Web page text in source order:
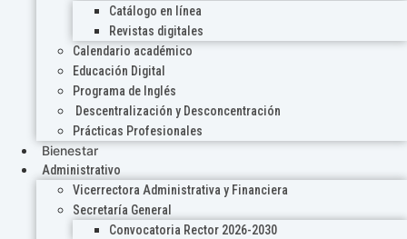
Catálogo en línea
Revistas digitales
Calendario académico
Educación Digital
Programa de Inglés
Descentralización y Desconcentración
Prácticas Profesionales
Bienestar
Administrativo
Vicerrectora Administrativa y Financiera
Secretaría General
Convocatoria Rector 2026-2030